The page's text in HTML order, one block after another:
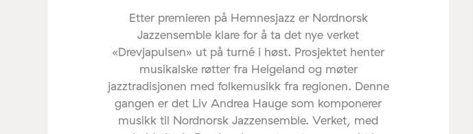
Etter premieren på Hemnesjazz er Nordnorsk
Jazzensemble klare for å ta det nye verket
«Drevjapulsen» ut på turné i høst. Prosjektet henter
musikalske røtter fra Helgeland og møter
jazztradisjonen med folkemusikk fra regionen. Denne
gangen er det Liv Andrea Hauge som komponerer
musikk til Nordnorsk Jazzensemble. Verket, med